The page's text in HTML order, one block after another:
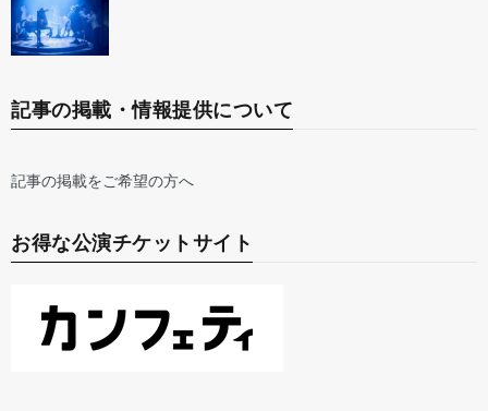
記事の掲載・情報提供について
記事の掲載をご希望の方へ
お得な公演チケットサイト